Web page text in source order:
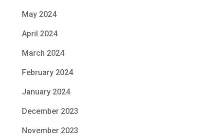
May 2024
April 2024
March 2024
February 2024
January 2024
December 2023
November 2023